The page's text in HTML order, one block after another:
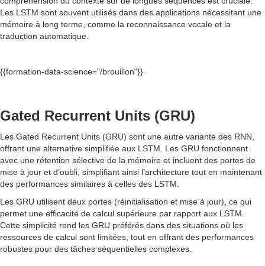
Les LSTM sont souvent utilisés dans des applications nécessitant une
mémoire à long terme, comme la reconnaissance vocale et la
traduction automatique.
{{formation-data-science="/brouillon"}}
Gated Recurrent Units (GRU)
Les Gated Recurrent Units (GRU) sont une autre variante des RNN,
offrant une alternative simplifiée aux LSTM. Les GRU fonctionnent
avec une rétention sélective de la mémoire et incluent des portes de
mise à jour et d’oubli, simplifiant ainsi l’architecture tout en maintenant
des performances similaires à celles des LSTM.
Les GRU utilisent deux portes (réinitialisation et mise à jour), ce qui
permet une efficacité de calcul supérieure par rapport aux LSTM.
Cette simplicité rend les GRU préférés dans des situations où les
ressources de calcul sont limitées, tout en offrant des performances
robustes pour des tâches séquentielles complexes.